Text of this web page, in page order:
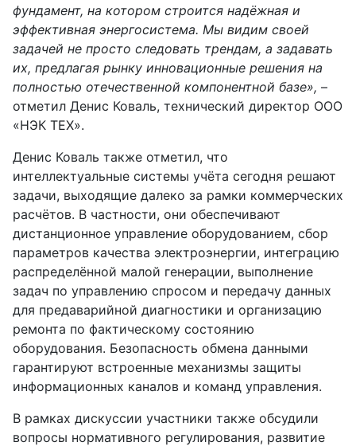
фундамент, на котором строится надёжная и
эффективная энергосистема. Мы видим своей
задачей не просто следовать трендам, а задавать
их, предлагая рынку инновационные решения на
полностью отечественной компонентной базе», –
отметил Денис Коваль, технический директор ООО
«НЭК ТЕХ».
Денис Коваль также отметил, что
интеллектуальные системы учёта сегодня решают
задачи, выходящие далеко за рамки коммерческих
расчётов. В частности, они обеспечивают
дистанционное управление оборудованием, сбор
параметров качества электроэнергии, интеграцию
распределённой малой генерации, выполнение
задач по управлению спросом и передачу данных
для предаварийной диагностики и организацию
ремонта по фактическому состоянию
оборудования. Безопасность обмена данными
гарантируют встроенные механизмы защиты
информационных каналов и команд управления.
В рамках дискуссии участники также обсудили
вопросы нормативного регулирования, развитие